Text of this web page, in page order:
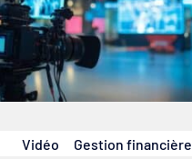
Vidéo Gestion financière